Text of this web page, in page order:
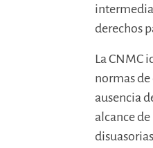
derechos
La CNMC
normas
ausencia
alcance